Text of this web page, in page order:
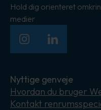
Hold dig orienteret
medier
InstagramLinkedIn
Nyttige genveje
Hvordan du bruger
Kontakt